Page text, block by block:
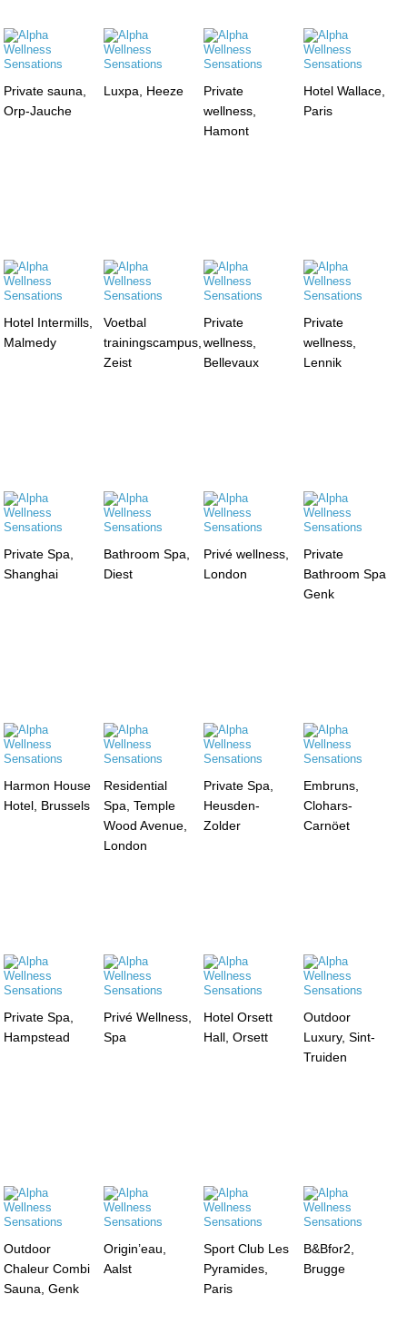
Private sauna,
Orp-Jauche
Luxpa, Heeze
Private
wellness,
Hamont
Hotel Wallace,
Paris
Hotel Intermills,
Malmedy
Voetbal
trainingscampus,
Zeist
Private
wellness,
Bellevaux
Private
wellness,
Lennik
Private Spa,
Shanghai
Bathroom Spa,
Diest
Privé wellness,
London
Private
Bathroom Spa
Genk
Harmon House
Hotel, Brussels
Residential
Spa, Temple
Wood Avenue,
London
Private Spa,
Heusden-
Zolder
Embruns,
Clohars-
Carnöet
Private Spa,
Hampstead
Privé Wellness,
Spa
Hotel Orsett
Hall, Orsett
Outdoor
Luxury, Sint-
Truiden
Outdoor
Chaleur Combi
Sauna, Genk
Origin’eau,
Aalst
Sport Club Les
Pyramides,
Paris
B&Bfor2,
Brugge